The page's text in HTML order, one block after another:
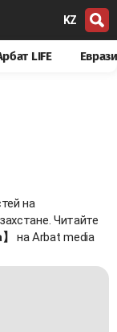
KZ
LIFE
на
Читайте
на Arbat media